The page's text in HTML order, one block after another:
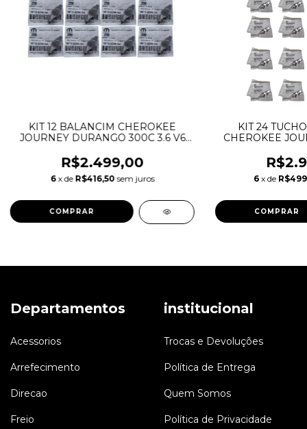
KIT 12 BALANCIM CHEROKEE
JOURNEY DURANGO 300C 3.6 V6
05184296AF 05184296AG
05184296AH
R$2.499,00
6 x de R$416,50 sem juros
KIT 24
CHEROKEE
6 x de
Departamentos
Acessorios
Arrefecimento
Direcao
Freio
institucional
Trocas e Devoluções
Política de Entrega
Quem Somos
Política de Privacidade